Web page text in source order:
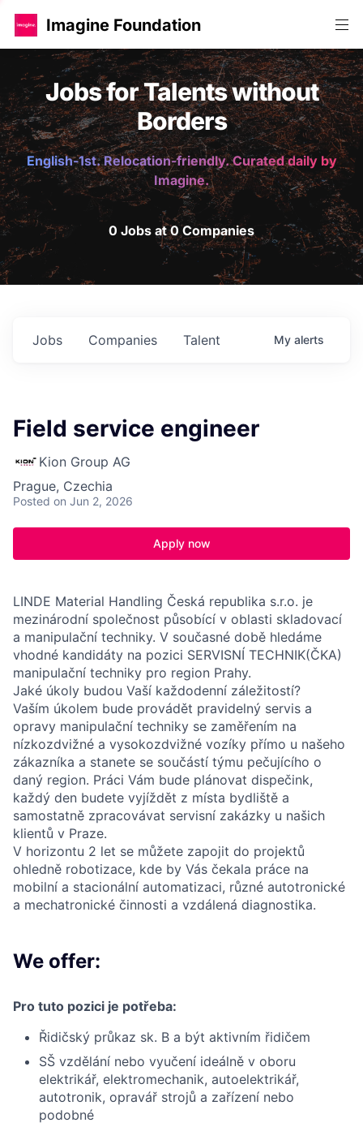
Imagine Foundation
Jobs for Talents without
Borders
English-1st. Relocation-friendly. Curated daily by
Imagine.
0 Jobs at 0 Companies
Jobs Companies Talent My alerts
Field service engineer
Kion Group AG
Prague, Czechia
Posted on Jun 2, 2026
Apply now
LINDE Material Handling Česká republika s.r.o. je
mezinárodní společnost působící v oblasti skladovací
a manipulační techniky. V současné době hledáme
vhodné kandidáty na pozici SERVISNÍ TECHNIK(ČKA)
manipulační techniky pro region Prahy.
Jaké úkoly budou Vaší každodenní záležitostí?
Vaším úkolem bude provádět pravidelný servis a
opravy manipulační techniky se zaměřením na
nízkozdvižné a vysokozdvižné vozíky přímo u našeho
zákazníka a stanete se součástí týmu pečujícího o
daný region. Práci Vám bude plánovat dispečink,
každý den budete vyjíždět z místa bydliště a
samostatně zpracovávat servisní zakázky u našich
klientů v Praze.
V horizontu 2 let se můžete zapojit do projektů
ohledně robotizace, kde by Vás čekala práce na
mobilní a stacionální automatizaci, různé autotronické
a mechatronické činnosti a vzdálená diagnostika.
We offer:
Pro tuto pozici je potřeba:
Řidičský průkaz sk. B a být aktivním řidičem
SŠ vzdělání nebo vyučení ideálně v oboru
elektrikář, elektromechanik, autoelektrikář,
autotronik, opravář strojů a zařízení nebo
podobné